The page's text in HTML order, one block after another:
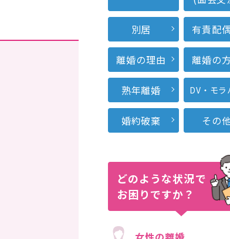
別居 有責配
離婚の理由 離婚の
熟年離婚 DV・モラ
婚約破棄 その
どのような状況で
お困りですか？